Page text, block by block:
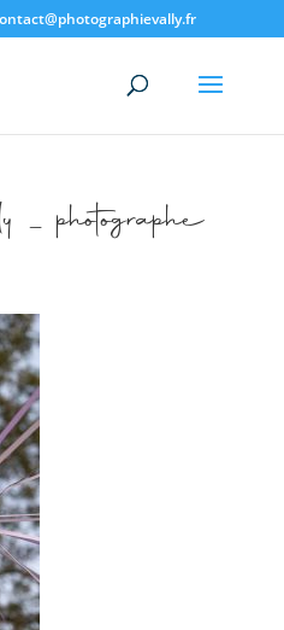
_ photographe